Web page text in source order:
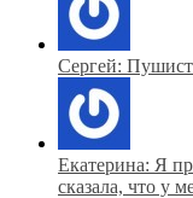
Сергей:
Екатерина: Я
сказала, что у